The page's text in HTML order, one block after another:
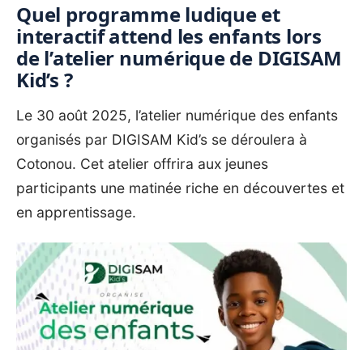
Quel programme ludique et
interactif attend les enfants lors
de l’atelier numérique de DIGISAM
Kid’s ?
Le 30 août 2025, l’atelier numérique des enfants
organisés par DIGISAM Kid’s se déroulera à
Cotonou. Cet atelier offrira aux jeunes
participants une matinée riche en découvertes et
en apprentissage.